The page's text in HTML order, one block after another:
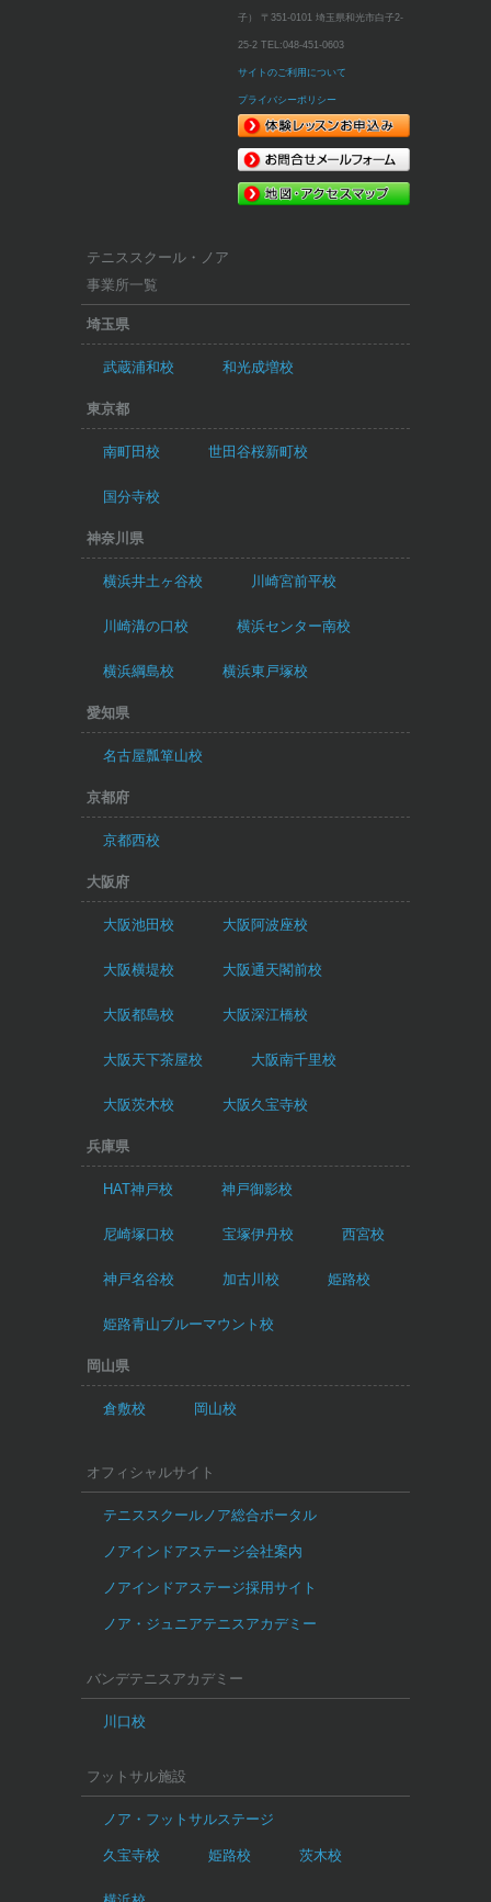
子） 〒351-0101 埼玉県和光市白子2-
25-2 TEL:048-451-0603
サイトのご利用について
プライバシーポリシー
テニススクール・ノア
事業所一覧
埼玉県
武蔵浦和校 和光成増校
東京都
南町田校 世田谷桜新町校
国分寺校
神奈川県
横浜井土ヶ谷校 川崎宮前平校
川崎溝の口校 横浜センター南校
横浜綱島校 横浜東戸塚校
愛知県
名古屋瓢箪山校
京都府
京都西校
大阪府
大阪池田校 大阪阿波座校
大阪横堤校 大阪通天閣前校
大阪都島校 大阪深江橋校
大阪天下茶屋校 大阪南千里校
大阪茨木校 大阪久宝寺校
兵庫県
HAT神戸校 神戸御影校
尼崎塚口校 宝塚伊丹校 西宮校
神戸名谷校 加古川校 姫路校
姫路青山ブルーマウント校
岡山県
倉敷校 岡山校
オフィシャルサイト
テニススクールノア総合ポータル
ノアインドアステージ会社案内
ノアインドアステージ採用サイト
ノア・ジュニアテニスアカデミー
バンデテニスアカデミー
川口校
フットサル施設
ノア・フットサルステージ
久宝寺校 姫路校 茨木校